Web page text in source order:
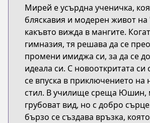
Мирей е усърдна ученичка,
бляскавия и модерен живот на
какъвто вижда в мангите.
гимназия, тя решава да се
промени имиджа си, за да се
идеала си. С новооткритата си
се впуска в приключението на
стил. В училище среща Юшин,
грубоват вид, но с добро
бързо се създава връзка,